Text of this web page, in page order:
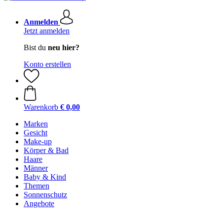
Anmelden
Jetzt anmelden
Bist du neu hier?
Konto erstellen
Warenkorb € 0,00
Marken
Gesicht
Make-up
Körper & Bad
Haare
Männer
Baby & Kind
Themen
Sonnenschutz
Angebote